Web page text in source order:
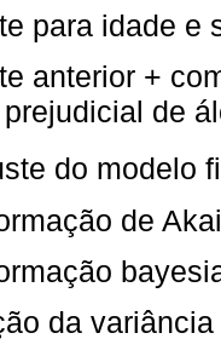
para idade e
anterior +
de
do modelo
de
da